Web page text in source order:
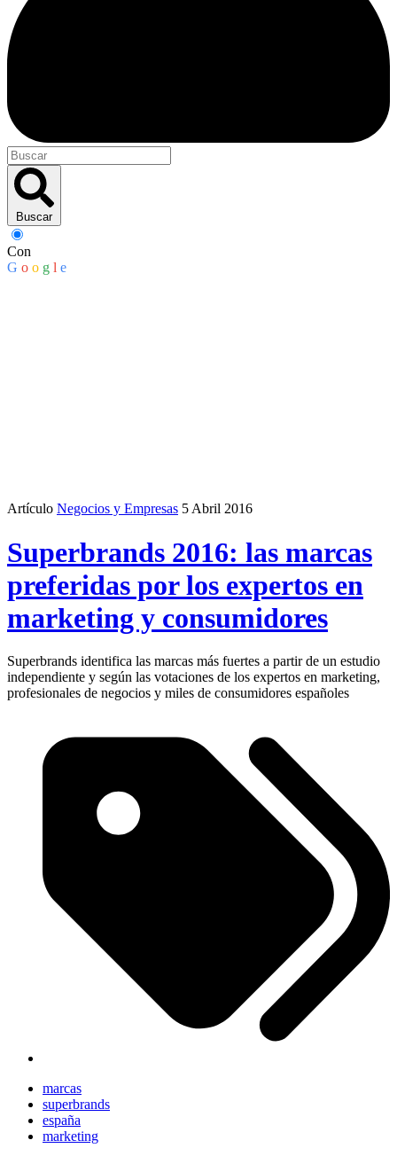
Buscar
Con
G o o g l e
Artículo Negocios y Empresas 5 Abril 2016
Superbrands 2016: las marcas
preferidas por los expertos en
marketing y consumidores
Superbrands identifica las marcas más fuertes a partir de un estudio
independiente y según las votaciones de los expertos en marketing,
profesionales de negocios y miles de consumidores españoles
marcas
superbrands
españa
marketing